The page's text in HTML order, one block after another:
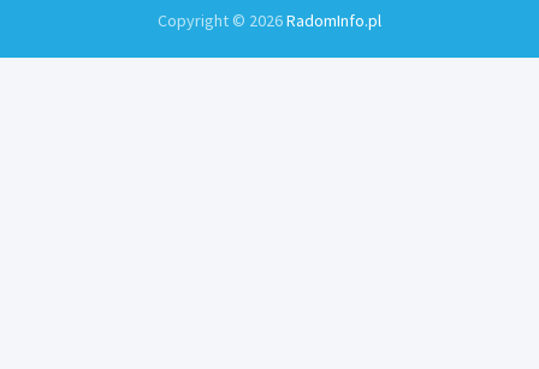
Copyright © 2026RadomInfo.pl